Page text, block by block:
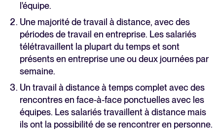
l'équipe.
Une majorité de travail à distance, avec des
périodes de travail en entreprise. Les salariés
télétravaillent la plupart du temps et sont
présents en entreprise une ou deux journées par
semaine.
Un travail à distance à temps complet avec des
rencontres en face-à-face ponctuelles avec les
équipes. Les salariés travaillent à distance mais
ils ont la possibilité de se rencontrer en personne.